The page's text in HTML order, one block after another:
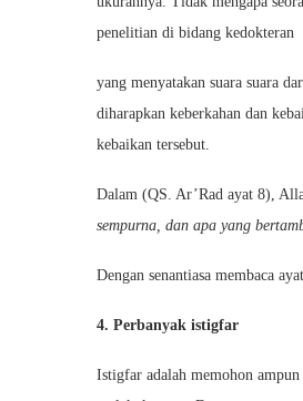
penelitian di bidang kedokteran
yang menyatakan suara suara
diharapkan keberkahan dan
kebaikan tersebut.
Dalam (QS. Ar’Rad ayat 8),
sempurna, dan apa yang
Dengan senantiasa membaca
4. Perbanyak istigfar
Istigfar adalah memohon